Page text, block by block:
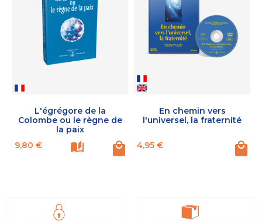
L'égrégore de la
Colombe ou le règne de
la paix
Prix
9,80 €
En chemin vers
l'universel, la fraternité
Prix
4,95 €